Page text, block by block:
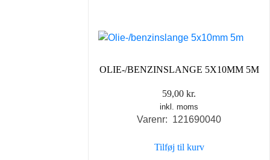
OLIE-/BENZINSLANGE 5X10MM 5M
59,00 kr.
inkl. moms
Varenr: 121690040
Tilføj til kurv